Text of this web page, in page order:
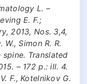
L. –
E. F.;
2013, Nos. 3,4,
Simon R. R.
Translated
– 172 p.: ill. 4.
F., Kotelnikov G.